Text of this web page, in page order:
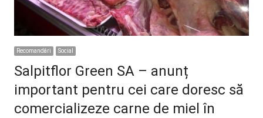
Recomandări Social
Salpitflor Green SA – anunț
important pentru cei care doresc să
comercializeze carne de miel în